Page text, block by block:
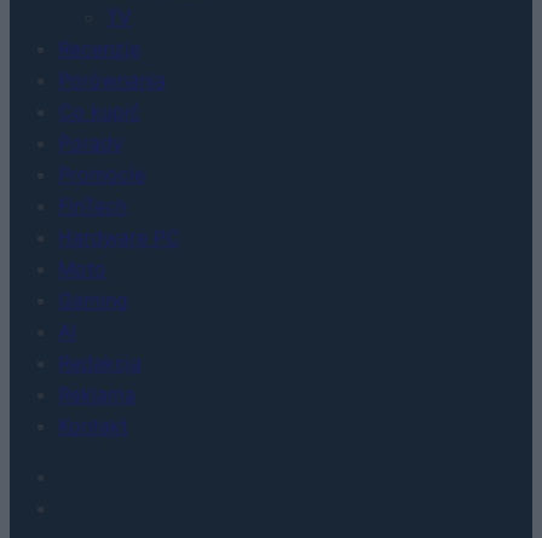
TV
Recenzje
Porównania
Co kupić
Porady
Promocje
FinTech
Hardware PC
Moto
Gaming
AI
Redakcja
Reklama
Kontakt